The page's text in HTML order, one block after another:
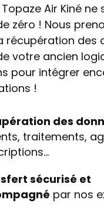
Air Kiné ne
zéro ! Nous
récupération des
votre ancien
pour intégrer
!
des
traitements,
sécurisé et
par nos